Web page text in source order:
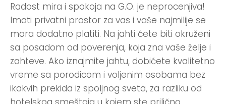
Radost mira i spokoja na G.O. je neprocenjiva!
Imati privatni prostor za vas i vaše najmilije se
mora dodatno platiti. Na jahti ćete biti okruženi
sa posadom od poverenja, koja zna vaše želje i
zahteve. Ako iznajmite jahtu, dobićete kvalitetno
vreme sa porodicom i voljenim osobama bez
ikakvih prekida iz spoljnog sveta, za razliku od